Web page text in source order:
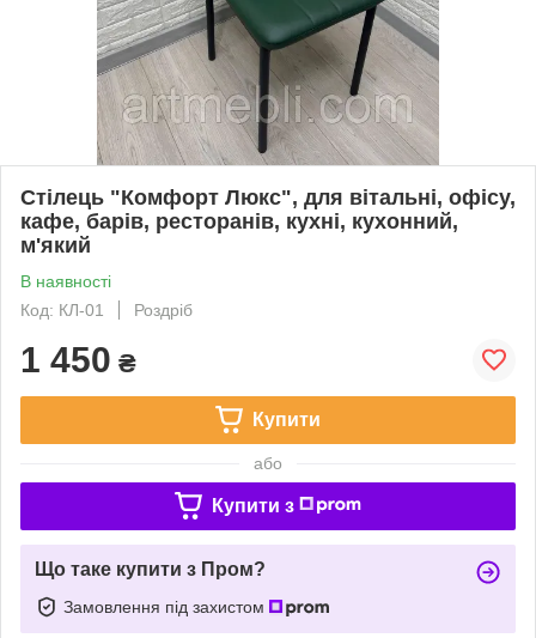
Стілець "Комфорт Люкс", для вітальні, офісу,
кафе, барів, ресторанів, кухні, кухонний,
м'який
В наявності
Код: КЛ-01
Роздріб
1 450 ₴
Купити
або
Купити з
Що таке купити з Пром?
Замовлення під захистом